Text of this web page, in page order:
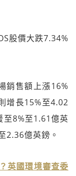
股價大跌7.34%
銷售額上漲16%
增長15%至4.02
至8%至1.61億英
2.36億英鎊。
英國環境審查委